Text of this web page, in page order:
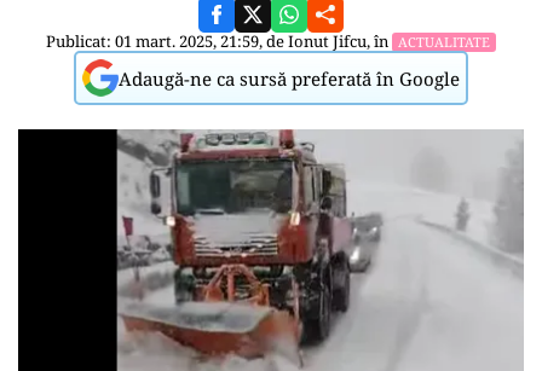
Publicat: 01 mart. 2025, 21:59, deIonut Jifcu, în ACTUALITATE
Adaugă-ne ca sursă preferată în Google